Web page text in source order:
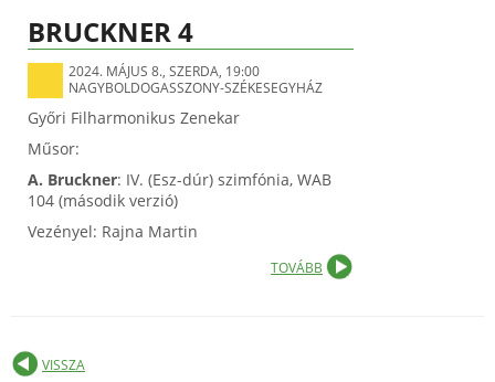
BRUCKNER 4
2024. MÁJUS 8., SZERDA, 19:00
NAGYBOLDOGASSZONY-SZÉKESEGYHÁZ
Győri Filharmonikus Zenekar
Műsor:
A. Bruckner: IV. (Esz-dúr) szimfónia, WAB
104 (második verzió)
Vezényel: Rajna Martin
TOVÁBB
VISSZA